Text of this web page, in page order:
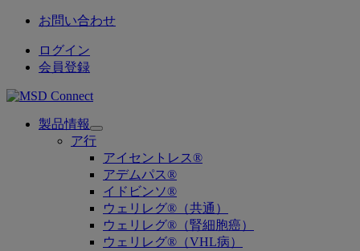
お問い合わせ
ログイン
会員登録
製品情報
Open
submenu
ア行
アイセントレス®
アデムパス®
イドビンソ®
ウェリレグ®（共通）
ウェリレグ®（腎細胞癌）
ウェリレグ®（VHL病）